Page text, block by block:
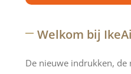
Welkom bij
De nieuwe indrukken, de